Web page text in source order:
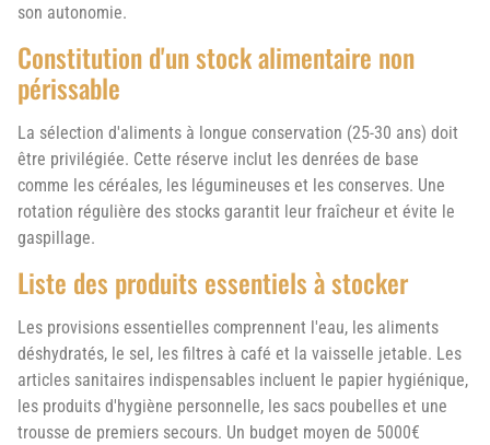
son autonomie.
Constitution d'un stock alimentaire non
périssable
La sélection d'aliments à longue conservation (25-30 ans) doit
être privilégiée. Cette réserve inclut les denrées de base
comme les céréales, les légumineuses et les conserves. Une
rotation régulière des stocks garantit leur fraîcheur et évite le
gaspillage.
Liste des produits essentiels à stocker
Les provisions essentielles comprennent l'eau, les aliments
déshydratés, le sel, les filtres à café et la vaisselle jetable. Les
articles sanitaires indispensables incluent le papier hygiénique,
les produits d'hygiène personnelle, les sacs poubelles et une
trousse de premiers secours. Un budget moyen de 5000€